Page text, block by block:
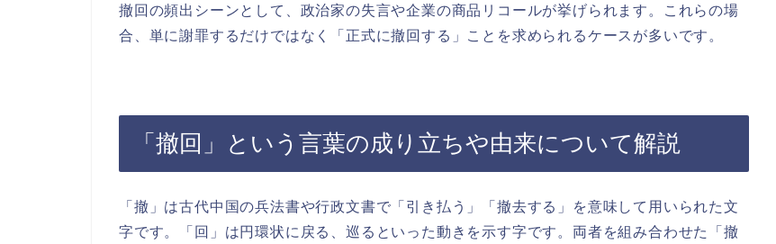
撤回の頻出シーンとして、政治家の失言や企業の商品リコールが挙げられます。これらの場
合、単に謝罪するだけではなく「正式に撤回する」ことを求められるケースが多いです。
「撤回」という言葉の成り立ちや由来について解説
「撤」は古代中国の兵法書や行政文書で「引き払う」「撤去する」を意味して用いられた文
字です。「回」は円環状に戻る、巡るといった動きを示す字です。両者を組み合わせた「撤